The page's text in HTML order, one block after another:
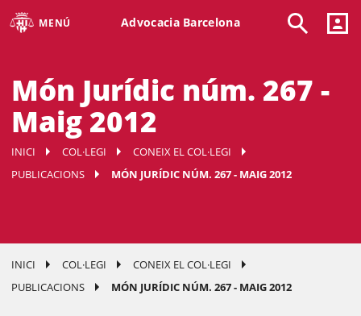
MENÚ Advocacia Barcelona
Món Jurídic núm. 267 -
Maig 2012
INICI COL·LEGI
CONEIX EL COL·LEGI
PUBLICACIONS
MÓN JURÍDIC NÚM. 267 - MAIG 2012
INICI COL·LEGI
CONEIX EL COL·LEGI
PUBLICACIONS
MÓN JURÍDIC NÚM. 267 - MAIG 2012